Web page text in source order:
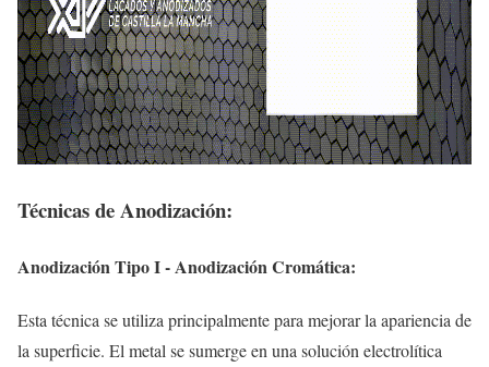
Técnicas de Anodización:
Anodización Tipo I - Anodización Cromática:
Esta técnica se utiliza principalmente para mejorar la apariencia de
la superficie. El metal se sumerge en una solución electrolítica